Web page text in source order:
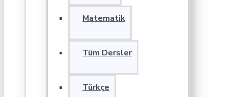
Matematik
Tüm Dersler
Türkçe